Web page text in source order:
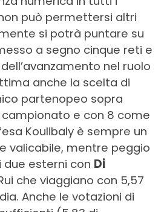
può permettersi altri
si potrà puntare su
a segno cinque reti e
nel ruolo
anche la scelta di
partenopeo sopra
e con 8 come
Koulibaly è sempre un
valicabile, mentre peggio
esterni con Di
che viaggiano con 5,57
Anche le votazioni di